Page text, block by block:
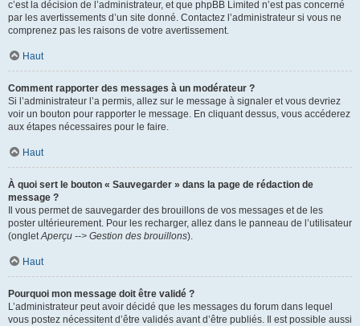
c’est la décision de l’administrateur, et que phpBB Limited n’est pas concerné
par les avertissements d’un site donné. Contactez l’administrateur si vous ne
comprenez pas les raisons de votre avertissement.
Haut
Comment rapporter des messages à un modérateur ?
Si l’administrateur l’a permis, allez sur le message à signaler et vous devriez
voir un bouton pour rapporter le message. En cliquant dessus, vous accéderez
aux étapes nécessaires pour le faire.
Haut
À quoi sert le bouton « Sauvegarder » dans la page de rédaction de
message ?
Il vous permet de sauvegarder des brouillons de vos messages et de les
poster ultérieurement. Pour les recharger, allez dans le panneau de l’utilisateur
(ongletAperçu --> Gestion des brouillons).
Haut
Pourquoi mon message doit être validé ?
L’administrateur peut avoir décidé que les messages du forum dans lequel
vous postez nécessitent d’être validés avant d’être publiés. Il est possible aussi